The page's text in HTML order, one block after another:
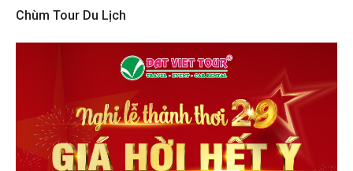
Chùm Tour Du Lịch